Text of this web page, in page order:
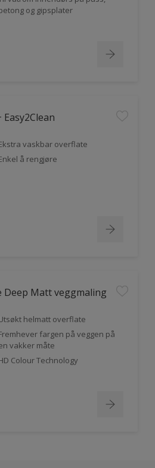
og gipsplater
vaskbar overflate
å rengjøre
Deep Matt veggmaling
helmatt overflate
fargen på veggen på
vakker måte
Colour Technology